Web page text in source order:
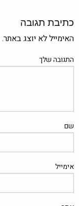
כתיבת תגובה
האימייל לא יוצג באתר.
התגובה שלך
שם
אימייל